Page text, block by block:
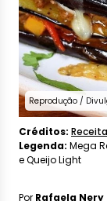
Reprodução /
Créditos:
Legenda: Mega
e Queijo Light
Por Rafaela Nery